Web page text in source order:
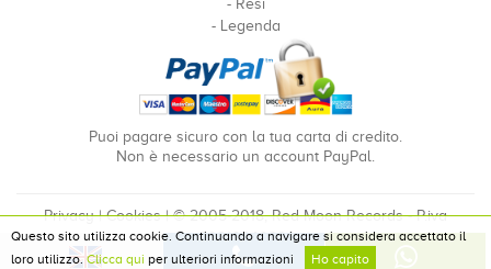
- Resi
- Legenda
Puoi pagare sicuro con la tua carta di credito.
Non è necessario un account PayPal.
Privacy|Cookies| © 2005-2018, Red Moon Records - P.iva
00910240324
Developed by Pixel
Questo sito utilizza cookie. Continuando a navigare si considera accettato il
loro utilizzo.Clicca qui per ulteriori informazioni Ho capito